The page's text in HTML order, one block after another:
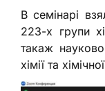
В семінарі
223-х групи
такаж
хімії та